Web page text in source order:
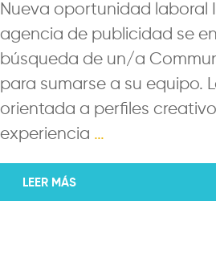
Nueva oportunidad laboral
agencia de publicidad se
búsqueda de un/a
para sumarse a su equipo.
orientada a perfiles
experiencia …
LEER MÁS